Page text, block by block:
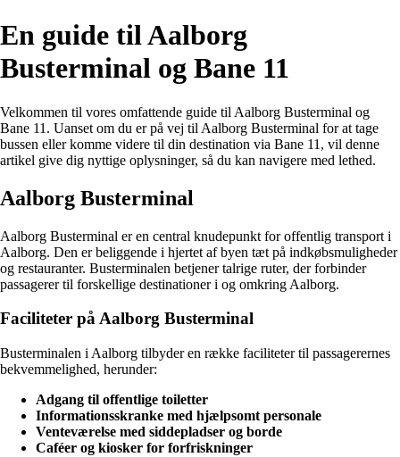
En guide til Aalborg
Busterminal og Bane 11
Velkommen til vores omfattende guide til Aalborg Busterminal og
Bane 11. Uanset om du er på vej til Aalborg Busterminal for at tage
bussen eller komme videre til din destination via Bane 11, vil denne
artikel give dig nyttige oplysninger, så du kan navigere med lethed.
Aalborg Busterminal
Aalborg Busterminal er en central knudepunkt for offentlig transport i
Aalborg. Den er beliggende i hjertet af byen tæt på indkøbsmuligheder
og restauranter. Busterminalen betjener talrige ruter, der forbinder
passagerer til forskellige destinationer i og omkring Aalborg.
Faciliteter på Aalborg Busterminal
Busterminalen i Aalborg tilbyder en række faciliteter til passagerernes
bekvemmelighed, herunder:
Adgang til offentlige toiletter
Informationsskranke med hjælpsomt personale
Venteværelse med siddepladser og borde
Caféer og kiosker for forfriskninger